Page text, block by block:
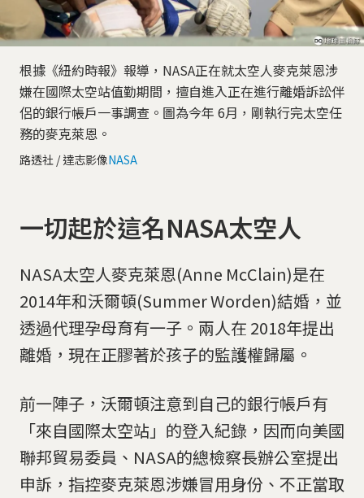
根據《紐約時報》報導，NASA正在就太空人麥克萊恩涉
嫌在國際太空站值勤期間，擅自進入正在進行離婚訴訟伴
侶的銀行帳戶一事調查。圖為今年 6月，剛執行完太空任
務的麥克萊恩。
路透社 / 達志影像NASA
一切起於這名NASA太空人
NASA太空人麥克萊恩(Anne McClain)是在
2014年和沃爾頓(Summer Worden)結婚，並
透過代理孕母育有一子。兩人在 2018年提出
離婚，現在正膠著於孩子的監護權歸屬。
前一陣子，沃爾頓注意到自己的銀行帳戶有
「來自國際太空站」的登入紀錄，因而向美國
聯邦貿易委員、NASA的總檢察長辦公室提出
申訴，指控麥克萊恩涉嫌冒用身份、不正當取